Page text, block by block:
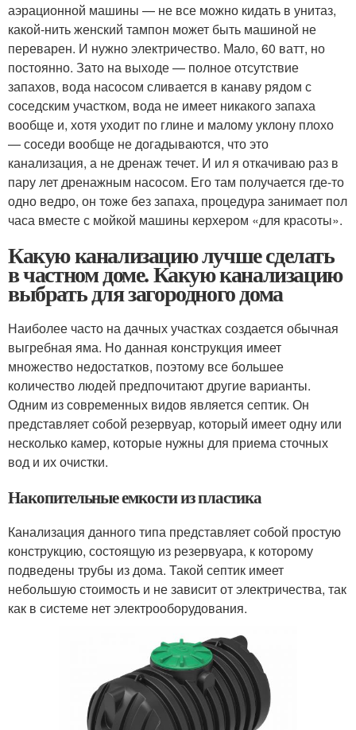
аэрационной машины — не все можно кидать в унитаз,
какой-нить женский тампон может быть машиной не
переварен. И нужно электричество. Мало, 60 ватт, но
постоянно. Зато на выходе — полное отсутствие
запахов, вода насосом сливается в канаву рядом с
соседским участком, вода не имеет никакого запаха
вообще и, хотя уходит по глине и малому уклону плохо
— соседи вообще не догадываются, что это
канализация, а не дренаж течет. И ил я откачиваю раз в
пару лет дренажным насосом. Его там получается где-то
одно ведро, он тоже без запаха, процедура занимает пол
часа вместе с мойкой машины керхером «для красоты».
Какую канализацию лучше сделать
в частном доме. Какую канализацию
выбрать для загородного дома
Наиболее часто на дачных участках создается обычная
выгребная яма. Но данная конструкция имеет
множество недостатков, поэтому все большее
количество людей предпочитают другие варианты.
Одним из современных видов является септик. Он
представляет собой резервуар, который имеет одну или
несколько камер, которые нужны для приема сточных
вод и их очистки.
Накопительные емкости из пластика
Канализация данного типа представляет собой простую
конструкцию, состоящую из резервуара, к которому
подведены трубы из дома. Такой септик имеет
небольшую стоимость и не зависит от электричества, так
как в системе нет электрооборудования.